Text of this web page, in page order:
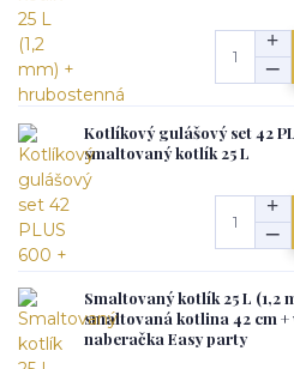
Kotlíkový gulášový set 42
smaltovaný kotlík 25 L
Smaltovaný kotlík 25 L (1,2
smaltovaná kotlina 42 cm +
naberačka Easy party